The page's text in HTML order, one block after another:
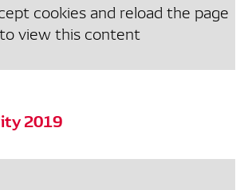
cookies and reload the page
to view this content
2019